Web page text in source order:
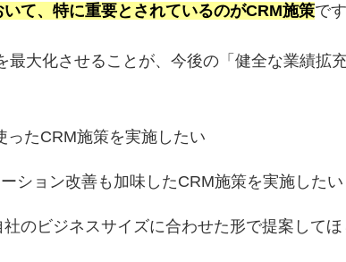
て、特に重要とされているのがCRM施策です
最大化させることが、今後の「健全な業績拡
ったCRM施策を実施したい
ション改善も加味したCRM施策を実施したい
のビジネスサイズに合わせた形で提案してほ